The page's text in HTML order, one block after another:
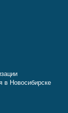
в Новосибирске